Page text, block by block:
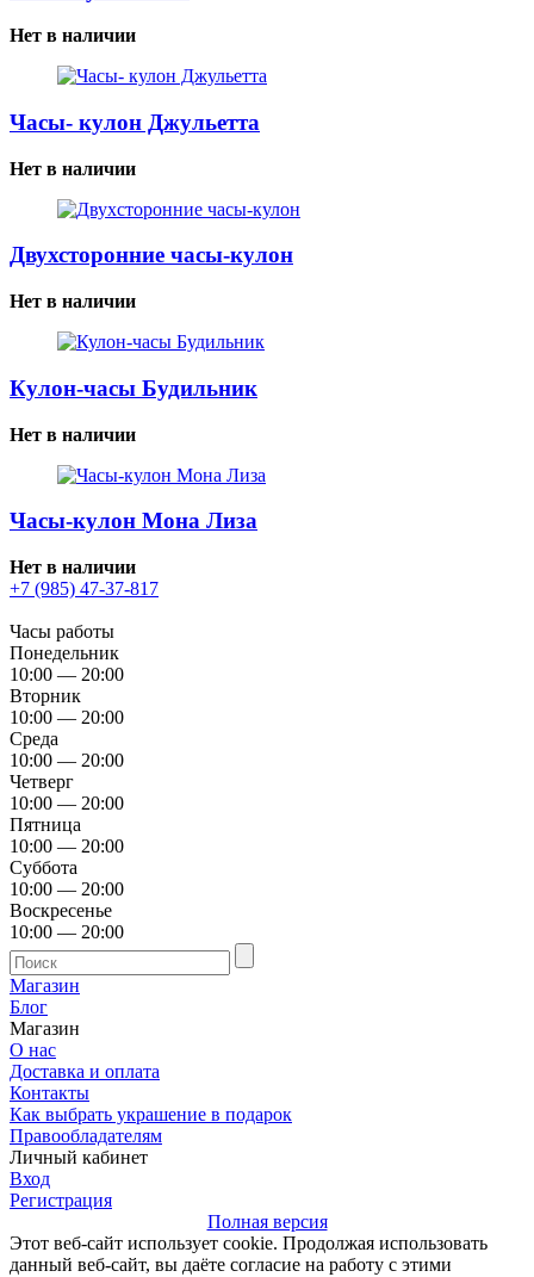
Нет в наличии
Часы- кулон Джульетта
Нет в наличии
Двухсторонние часы-кулон
Нет в наличии
Кулон-часы Будильник
Нет в наличии
Часы-кулон Мона Лиза
Нет в наличии
+7 (985) 47-37-817
Часы работы
Понедельник
10:00 — 20:00
Вторник
10:00 — 20:00
Среда
10:00 — 20:00
Четверг
10:00 — 20:00
Пятница
10:00 — 20:00
Суббота
10:00 — 20:00
Воскресенье
10:00 — 20:00
Магазин
Блог
Магазин
О нас
Доставка и оплата
Контакты
Как выбрать украшение в подарок
Правообладателям
Личный кабинет
Вход
Регистрация
Полная версия
Этот веб-сайт использует cookie. Продолжая использовать
данный веб-сайт, вы даёте согласие на работу с этими